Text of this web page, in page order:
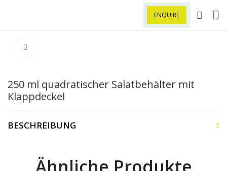
ENQUIRE
250 ml quadratischer Salatbehälter mit
Klappdeckel
BESCHREIBUNG